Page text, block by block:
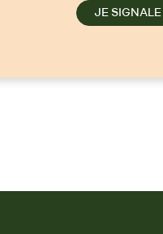
JE SIGNALE